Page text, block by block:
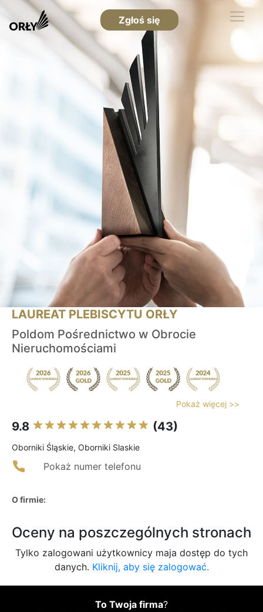
Zgłoś się
LAUREAT PLEBISCYTU ORŁY
Poldom Pośrednictwo w Obrocie
Nieruchomościami
Pokaż więcej >>
9.8 (43)
Oborniki Śląskie, Oborniki Slaskie
Pokaż numer telefonu
O firmie:
Oceny na poszczególnych stronach
Tylko zalogowani użytkownicy maja dostęp do tych
danych. Kliknij, aby się zalogować.
To Twoja firma?